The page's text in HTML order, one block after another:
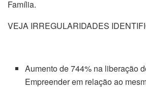
Família.
VEJA IRREGULARIDADES
Aumento de 744% na liberação
Empreender em relação ao